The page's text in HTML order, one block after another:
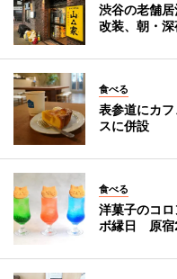
渋谷の老舗
改装、朝・
食べる
表参道にカ
スに併設
食べる
洋菓子のコ
ボ縁日 原宿